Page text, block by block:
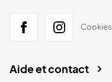
Cookies
Aide et contact